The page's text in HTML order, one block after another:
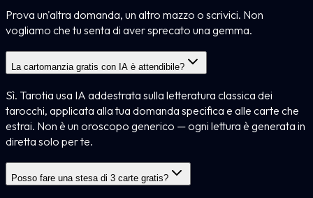
Prova un'altra domanda, un altro mazzo o scrivici. Non
vogliamo che tu senta di aver sprecato una gemma.
La cartomanzia gratis con IA è attendibile?
Sì. Tarotia usa IA addestrata sulla letteratura classica dei
tarocchi, applicata alla tua domanda specifica e alle carte che
estrai. Non è un oroscopo generico — ogni lettura è generata in
diretta solo per te.
Posso fare una stesa di 3 carte gratis?